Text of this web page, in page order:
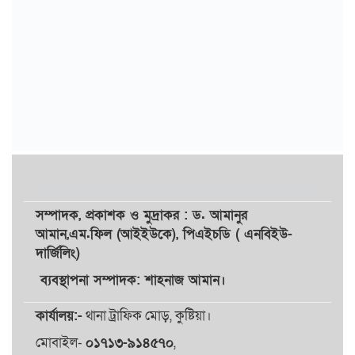
সম্পাদক, প্রকাশকওমুদ্রাকর: ড. আমানুর
আমান,এম.ফিল (আইইউকে), পিএইচডি ( এনবিইউ-
দার্জিলিং)
ব্যবস্থাপনা সম্পাদক: শাহনাজ আমান।
কার্যালয়:-থানা ট্রাফিক মোড়, কুষ্টিয়া।
মোবাইল- ০১৭১৩-৯১৪৫৭০,